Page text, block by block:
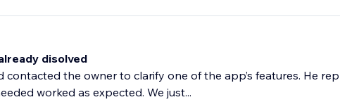
disolved
contacted the owner to clarify one of the app’s features. He
worked as expected. We just...